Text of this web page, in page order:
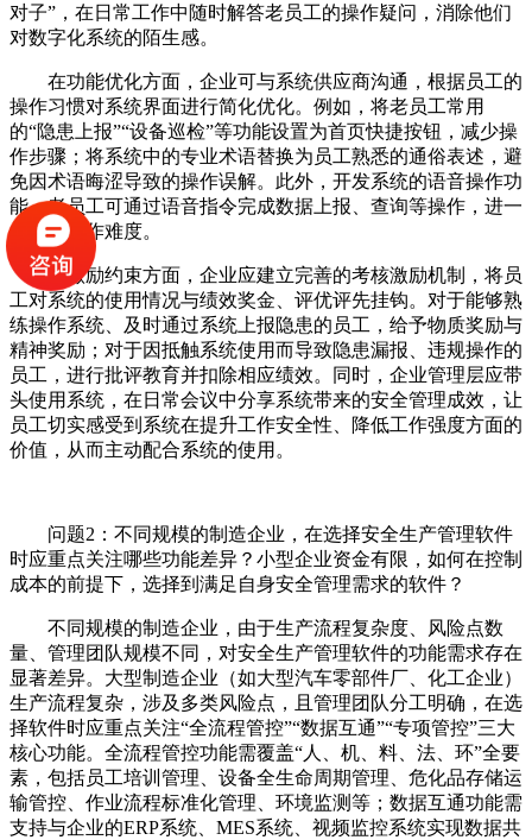
对子”，在日常工作中随时解答老员工的操作疑问，消除他们
对数字化系统的陌生感。
在功能优化方面，企业可与系统供应商沟通，根据员工的
操作习惯对系统界面进行简化优化。例如，将老员工常用
的“隐患上报”“设备巡检”等功能设置为首页快捷按钮，减少操
作步骤；将系统中的专业术语替换为员工熟悉的通俗表述，避
免因术语晦涩导致的操作误解。此外，开发系统的语音操作功
能，老员工可通过语音指令完成数据上报、查询等操作，进一
步降低操作难度。
在激励约束方面，企业应建立完善的考核激励机制，将员
工对系统的使用情况与绩效奖金、评优评先挂钩。对于能够熟
练操作系统、及时通过系统上报隐患的员工，给予物质奖励与
精神奖励；对于因抵触系统使用而导致隐患漏报、违规操作的
员工，进行批评教育并扣除相应绩效。同时，企业管理层应带
头使用系统，在日常会议中分享系统带来的安全管理成效，让
员工切实感受到系统在提升工作安全性、降低工作强度方面的
价值，从而主动配合系统的使用。
问题2：不同规模的制造企业，在选择安全生产管理软件
时应重点关注哪些功能差异？小型企业资金有限，如何在控制
成本的前提下，选择到满足自身安全管理需求的软件？
不同规模的制造企业，由于生产流程复杂度、风险点数
量、管理团队规模不同，对安全生产管理软件的功能需求存在
显著差异。大型制造企业（如大型汽车零部件厂、化工企业）
生产流程复杂，涉及多类风险点，且管理团队分工明确，在选
择软件时应重点关注“全流程管控”“数据互通”“专项管控”三大
核心功能。全流程管控功能需覆盖“人、机、料、法、环”全要
素，包括员工培训管理、设备全生命周期管理、危化品存储运
输管控、作业流程标准化管理、环境监测等；数据互通功能需
支持与企业的ERP系统、MES系统、视频监控系统实现数据共